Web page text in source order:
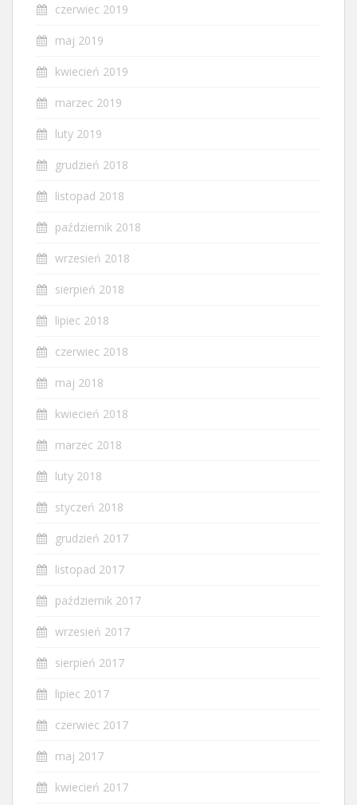
czerwiec 2019
maj 2019
kwiecień 2019
marzec 2019
luty 2019
grudzień 2018
listopad 2018
październik 2018
wrzesień 2018
sierpień 2018
lipiec 2018
czerwiec 2018
maj 2018
kwiecień 2018
marzec 2018
luty 2018
styczeń 2018
grudzień 2017
listopad 2017
październik 2017
wrzesień 2017
sierpień 2017
lipiec 2017
czerwiec 2017
maj 2017
kwiecień 2017